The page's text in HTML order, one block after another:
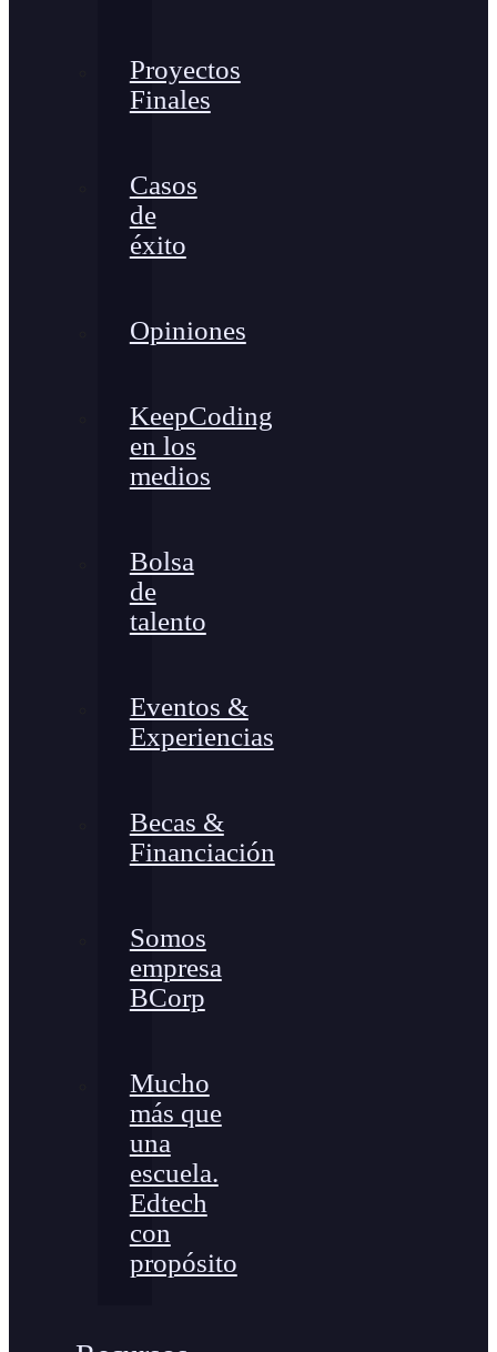
Proyectos
Finales
Casos
de
éxito
Opiniones
KeepCoding
en los
medios
Bolsa
de
talento
Eventos &
Experiencias
Becas &
Financiación
Somos
empresa
BCorp
Mucho
más que
una
escuela.
Edtech
con
propósito